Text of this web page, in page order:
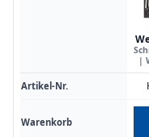
|
Artikel-Nr.
Warenkorb